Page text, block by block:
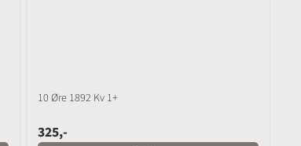
10 Øre 1892 Kv 1+
325,-